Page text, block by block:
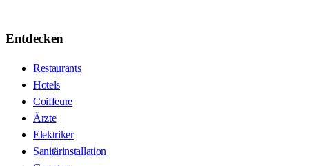
Entdecken
Restaurants
Hotels
Coiffeure
Ärzte
Elektriker
Sanitärinstallation